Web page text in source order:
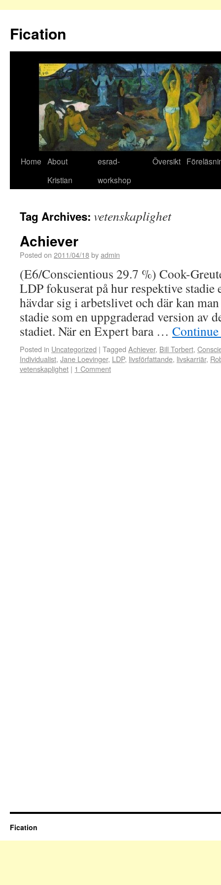
Fication
Home About
Kristian
esrad-
workshop
Översikt
Tag Archives: vetenskaplighet
Achiever
Posted on 2011/04/18byadmin
(E6/Conscientious 29.7 %) Cook-
LDP fokuserat på hur respektive stadie
hävdar sig i arbetslivet och där kan
stadie som en uppgraderad version av
stadiet. När en Expert bara …
Posted in Uncategorized | Tagged Achiever, Bill Torbert,
Individualist, Jane Loevinger, LDP, livsförfattande, livskarriär,
vetenskaplighet | 1 Comment
Fication